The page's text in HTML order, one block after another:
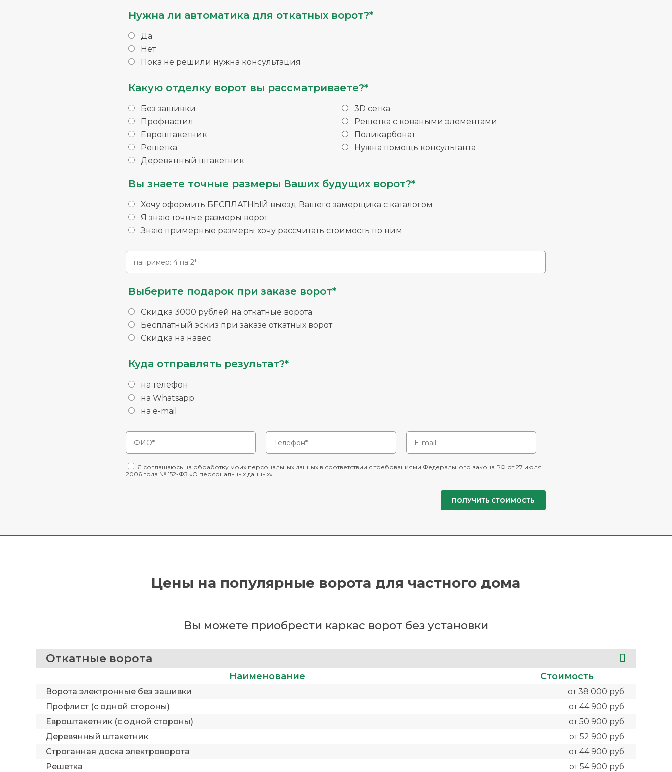
Нужна ли автоматика для откатных ворот?*
Да
Нет
Пока не решили нужна консультация
Какую отделку ворот вы рассматриваете?*
Без зашивки
Профнастил
Евроштакетник
Решетка
Деревянный штакетник
3D сетка
Решетка с коваными элементами
Поликарбонат
Нужна помощь консультанта
Вы знаете точные размеры Ваших будущих ворот?*
Хочу оформить БЕСПЛАТНЫЙ выезд Вашего замерщика с каталогом
Я знаю точные размеры ворот
Знаю примерные размеры хочу рассчитать стоимость по ним
Выберите подарок при заказе ворот*
Скидка 3000 рублей на откатные ворота
Бесплатный эскиз при заказе откатных ворот
Скидка на навес
Куда отправлять результат?*
на телефон
на Whatsapp
на e-mail
Я соглашаюсь на обработку моих персональных данных в соответствии с требованиями Федерального закона РФ от 27 июля
2006 года № 152-ФЗ «О персональных данных».
Цены на популярные ворота для частного дома
Вы можете приобрести каркас ворот без установки
Откатные ворота
Наименование Стоимость
Ворота электронные без зашивки
от 38 000 руб.
Профлист (с одной стороны)
от 44 900 руб.
Евроштакетник (с одной стороны)
от 50 900 руб.
Деревянный штакетник
от 52 900 руб.
Строганная доска электроворота
от 44 900 руб.
Решетка
от 54 900 руб.